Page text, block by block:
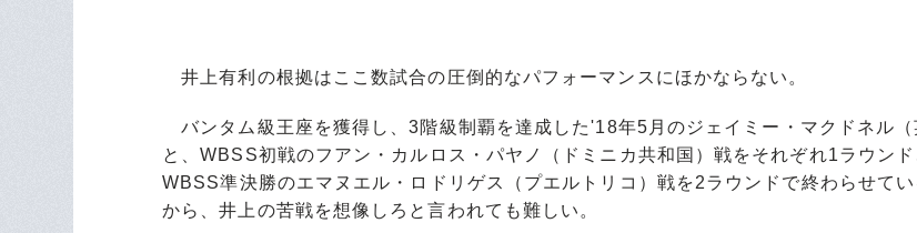
井上有利の根拠はここ数試合の圧倒的なパフォーマンスにほかならない。
バンタム級王座を獲得し、3階級制覇を達成した'18年5月のジェイミー・マクドネル（
と、WBSS初戦のフアン・カルロス・パヤノ（ドミニカ共和国）戦をそれぞれ1ラウンド
WBSS準決勝のエマヌエル・ロドリゲス（プエルトリコ）戦を2ラウンドで終わらせて
から、井上の苦戦を想像しろと言われても難しい。